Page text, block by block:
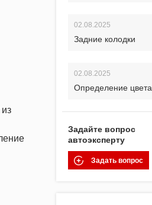
02.08.2025
Задние колодки
02.08.2025
Определение цвета
Задайте вопрос
автоэксперту
Задать вопрос